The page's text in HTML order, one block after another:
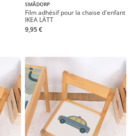
SMÅDORP
Film adhésif pour la chaise d'enfant
IKEA LÄTT
9,95 €